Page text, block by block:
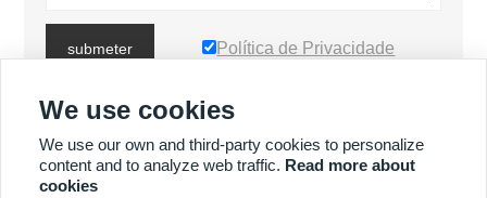
submeter Política de Privacidade
We use cookies
We use our own and third-party cookies to personalize
content and to analyze web traffic. Read more about
cookies